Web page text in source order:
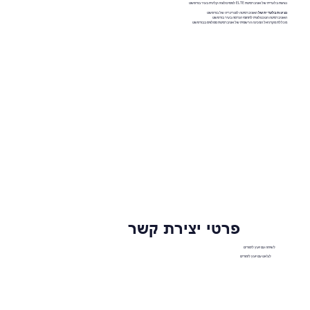
נציגות בלעדית של אוניברסיטת ELTE לפסיכולוגיה קלינית בעיר בודפשט
נציגות בלעדית שלהאוניברסיטה לוטרינריה של בודפשט
האוניברסיטה הטכנולוגית לתחומי הנדסה בעיר בודפשט
מכללת מקדניאל המכינה הרשמית של אוניברסיטת סמלוויס בבודפשט
פרטי יצירת קשר
לשיחה עם יועץ לימודים
לצ'אט עם יועץ לימודים